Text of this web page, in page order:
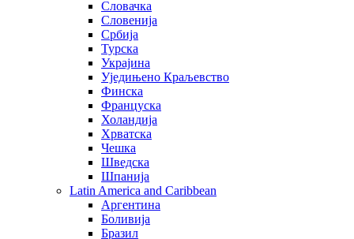
Словачка
Словенија
Србија
Турска
Украјина
Уједињено Краљевство
Финска
Француска
Холандија
Хрватска
Чешка
Шведска
Шпанија
Latin America and Caribbean
Аргентина
Боливија
Бразил